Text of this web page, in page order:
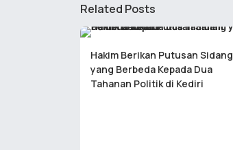
Related Posts
Hakim Berikan Putusan Sidang
yang Berbeda Kepada Dua
Tahanan Politik di Kediri